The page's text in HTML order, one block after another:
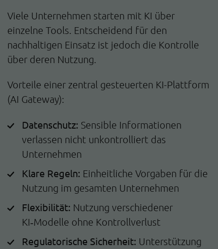
Viele Unternehmen starten mit KI über
einzelne Tools. Entscheidend für den
nachhaltigen Einsatz ist jedoch die Kontrolle
über deren Nutzung.
Vorteile einer zentral gesteuerten KI-Plattform
(AI Gateway):
Datenschutz: Sensible Informationen
verlassen nicht unkontrolliert das
Unternehmen
Klare Regeln: Einheitliche Vorgaben für die
Nutzung im gesamten Unternehmen
Flexibilität: Nutzung verschiedener
KI‑Modelle ohne Kontrollverlust
Regulatorische Sicherheit: Unterstützung